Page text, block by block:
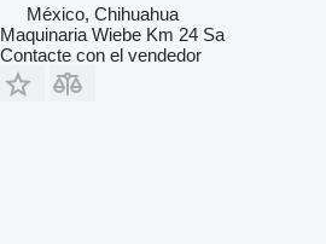
México, Chihuahua
Maquinaria Wiebe Km 24 Sa
Contacte con el vendedor